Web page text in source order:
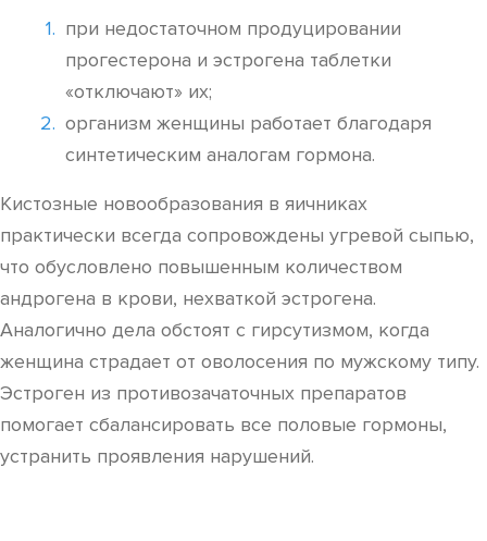
при недостаточном продуцировании
прогестерона и эстрогена таблетки
«отключают» их;
организм женщины работает благодаря
синтетическим аналогам гормона.
Кистозные новообразования в яичниках
практически всегда сопровождены угревой сыпью,
что обусловлено повышенным количеством
андрогена в крови, нехваткой эстрогена.
Аналогично дела обстоят с гирсутизмом, когда
женщина страдает от оволосения по мужскому типу.
Эстроген из противозачаточных препаратов
помогает сбалансировать все половые гормоны,
устранить проявления нарушений.